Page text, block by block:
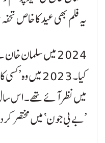
یہ فلم بھی عید کا خاص
2024 میں سلمان
میں نظر آئے تھے۔ اس
’بے بی جون‘ میں مختصر